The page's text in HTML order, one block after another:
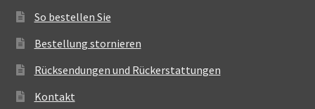
So bestellen Sie
Bestellung stornieren
Rücksendungen und Rückerstattungen
Kontakt